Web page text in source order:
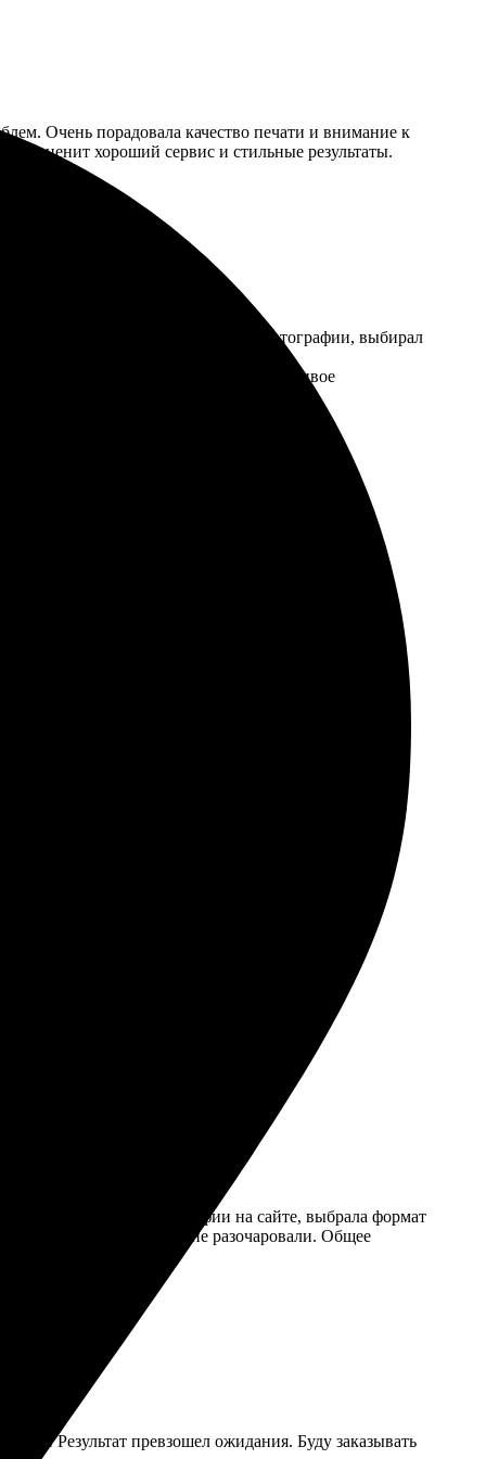
Очень порадовала качество печати и внимание к
ценит хороший сервис и стильные результаты.
интуитивно понятным. Загружал фотографии, выбирал
Качество печати на высоте, красивое
легко добавила фотографии и отредактировала
в руках результат — это приятно. Желаю всем
доставка и хорошее качество работы!
фото. Быстрая доставка, качество печати
Загрузила фотографии на сайте, выбрала формат
книгу, материалы не разочаровали. Общее
Результат превзошел ожидания. Буду заказывать